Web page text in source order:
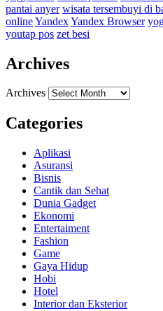
pantai anyer wisata tersembuyi di
onlineYandexYandex Browser
youtap pos zet besi
Archives
Archives
Categories
Aplikasi
Asuransi
Bisnis
Cantik dan Sehat
Dunia Gadget
Ekonomi
Entertaiment
Fashion
Game
Gaya Hidup
Hobi
Hotel
Interior dan Eksterior